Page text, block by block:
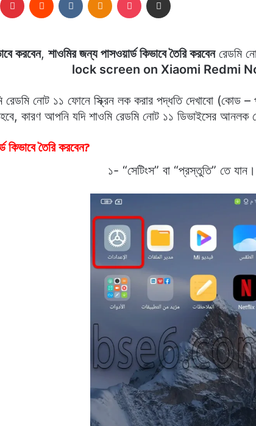
করবেন, শাওমির জন্য পাসওয়ার্ড কিভাবে তৈরি করবেনরেডমি
lock screen on Xiaomi Redmi
নোট ১১ ফোনে স্ক্রিন লক করার পদ্ধতি দেখাবো (কোড –
কারণ আপনি যদি শাওমি রেডমি নোট ১১ ডিভাইসের আনলক
তৈরি করবেন?
১- “সেটিংস” বা “প্রস্তুতি” তে যান।